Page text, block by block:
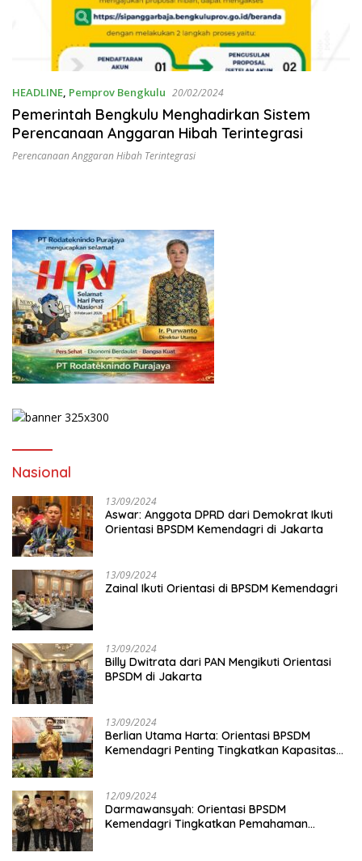
HEADLINE, Pemprov Bengkulu 20/02/2024
Pemerintah Bengkulu Menghadirkan Sistem
Perencanaan Anggaran Hibah Terintegrasi
Perencanaan Anggaran Hibah Terintegrasi
Nasional
13/09/2024
Aswar: Anggota DPRD dari Demokrat Ikuti
Orientasi BPSDM Kemendagri di Jakarta
13/09/2024
Zainal Ikuti Orientasi di BPSDM Kemendagri
13/09/2024
Billy Dwitrata dari PAN Mengikuti Orientasi
BPSDM di Jakarta
13/09/2024
Berlian Utama Harta: Orientasi BPSDM
Kemendagri Penting Tingkatkan Kapasitas
12/09/2024
Darmawansyah: Orientasi BPSDM
Kemendagri Tingkatkan Pemahaman